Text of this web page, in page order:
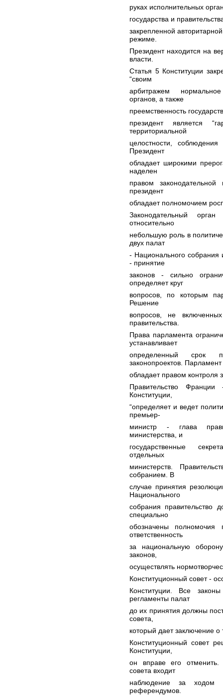
руках исполнительных
государства и
закрепленной
режиме.
Президент находится на
власти.
Статья 5 Конституции
“своим
арбитражем
органов, а также
преемственность
президент является
территориальной
целостности,
Президент
обладает широкими
наделен
правом
президент
обладает полномочием
Законодательный
относительно
небольшую роль в
двух палат
- Национального
- принятие
законов - сильно
определяет круг
вопросов, по которым
Решение
вопросов, не
правительства.
Права парламента
устанавливает
определенный срок
законопроектов. Парламент
обладает правом контроля
Правительство
Конституции,
“определяет и ведет
премьер-
министр - глава
министерства, и
государственные
отдельных
министерств.
собранием. В
случае принятия
Национального
собрания правительство
специально
обозначены полномочия
ответственность
за национальную
законов,
осуществлять
Конституционный совет -
Конституции. Все
регламенты палат
до их принятия должны
совета,
который дает заключение о
Конституционный совет
Конституции,
он вправе его отменить.
совета входит
наблюдение за ходом
референдумов.